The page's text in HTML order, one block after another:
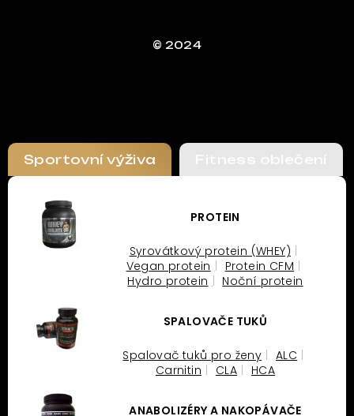
© 2024
Sportovní výživa Fitness oblečení
PROTEIN
Syrovátkový protein (WHEY)
Vegan protein
Protein CFM
Hydro protein
Noční protein
SPALOVAČE TUKŮ
Spalovač tuků pro ženy
ALC
Carnitin
CLA HCA
ANABOLIZÉRY A NAKOPÁVAČE